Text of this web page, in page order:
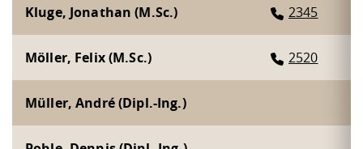
Kluge, Jonathan (M.Sc.) 2345
Möller, Felix (M.Sc.) 2520
Müller, André (Dipl.-Ing.)